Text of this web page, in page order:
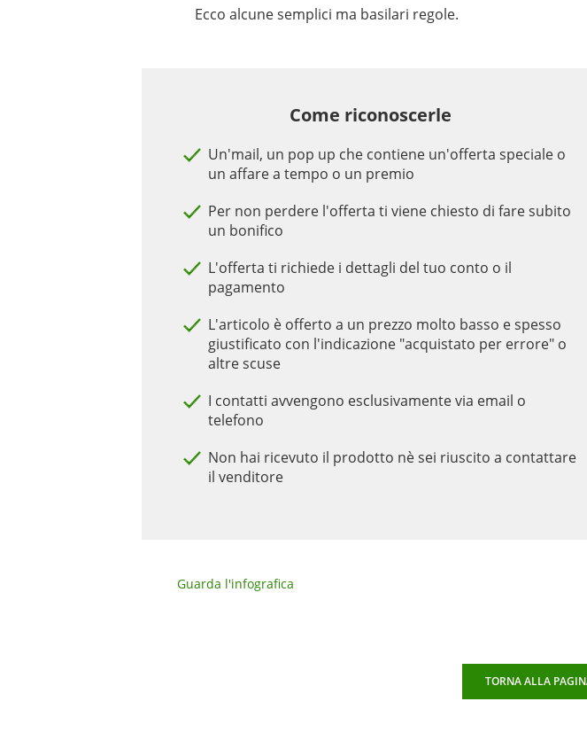
Ecco alcune semplici ma basilari regole.
Come riconoscerle
Un'mail, un pop up che contiene un'offerta speciale o
un affare a tempo o un premio
Per non perdere l'offerta ti viene chiesto di fare subito
un bonifico
L'offerta ti richiede i dettagli del tuo conto o il
pagamento
L'articolo è offerto a un prezzo molto basso e spesso
giustificato con l'indicazione "acquistato per errore" o
altre scuse
I contatti avvengono esclusivamente via email o
telefono
Non hai ricevuto il prodotto nè sei riuscito a contattare
il venditore
Guarda l'infografica
TORNA ALLA